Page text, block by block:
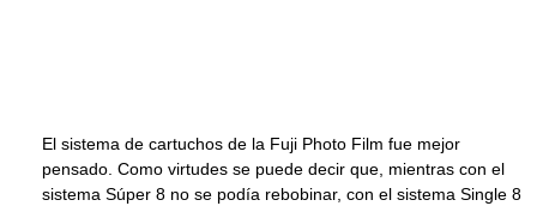
El sistema de cartuchos de la Fuji Photo Film fue mejor
pensado. Como virtudes se puede decir que, mientras con el
sistema Súper 8 no se podía rebobinar, con el sistema Single 8